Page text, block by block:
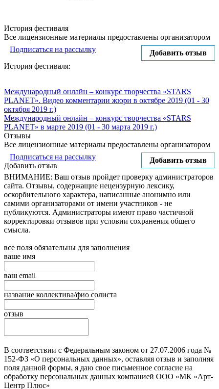
История фестиваля
Все лицензионные материалы предоставлены организатором
Добавить отзыв
Подписаться на рассылку
История фестиваля:
Международный онлайн – конкурс творчества «STARS
PLANET». Видео комментарии жюри в октябре 2019 (01 - 30
октября 2019 г.)
Международный онлайн – конкурс творчества «STARS
PLANET» в марте 2019 (01 - 30 марта 2019 г.)
Отзывы
Все лицензионные материалы предоставлены организатором
Добавить отзыв
Подписаться на рассылку
Добавить отзыв
ВНИМАНИЕ: Ваш отзыв пройдет проверку администраторов
сайта. Отзывы, содержащие нецензурную лексику,
оскорбительного характера, написанные анонимно или
самими организаторами от имени участников - не
публикуются. Администраторы имеют право частичной
корректировки отзывов при условии сохранения общего
смысла.
все поля обязательны для заполнения
ваше имя
ваш email
название коллектива/фио солиста
отзыв
В соответствии с Федеральным законом от 27.07.2006 года №
152-ФЗ «О персональных данных», оставляя отзыв и заполняя
поля данной формы, я даю свое письменное согласие на
обработку персональных данных компанией ООО «МК «Арт-
Центр Плюс»